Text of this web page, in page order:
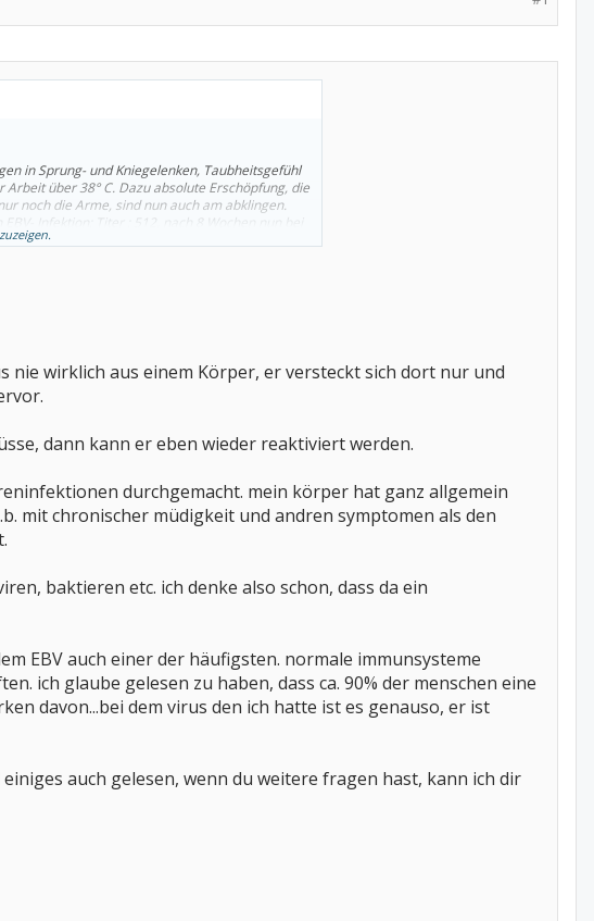
in Sprung- und Kniegelenken, Taubheitsgefühl
über 38° C. Dazu absolute Erschöpfung, die
noch die Arme, sind nun auch am abklingen.
Infektion: Titer : 512, nach 8 Wochen nun bei
kommen, und dadurch dann auch zu
nie wirklich aus einem Körper, er versteckt sich dort nur und
dann kann er eben wieder reaktiviert werden.
durchgemacht. mein körper hat ganz allgemein
mit chronischer müdigkeit und andren symptomen als den
baktieren etc. ich denke also schon, dass da ein
EBV auch einer der häufigsten. normale immunsysteme
ich glaube gelesen zu haben, dass ca. 90% der menschen eine
davon...bei dem virus den ich hatte ist es genauso, er ist
auch gelesen, wenn du weitere fragen hast, kann ich dir